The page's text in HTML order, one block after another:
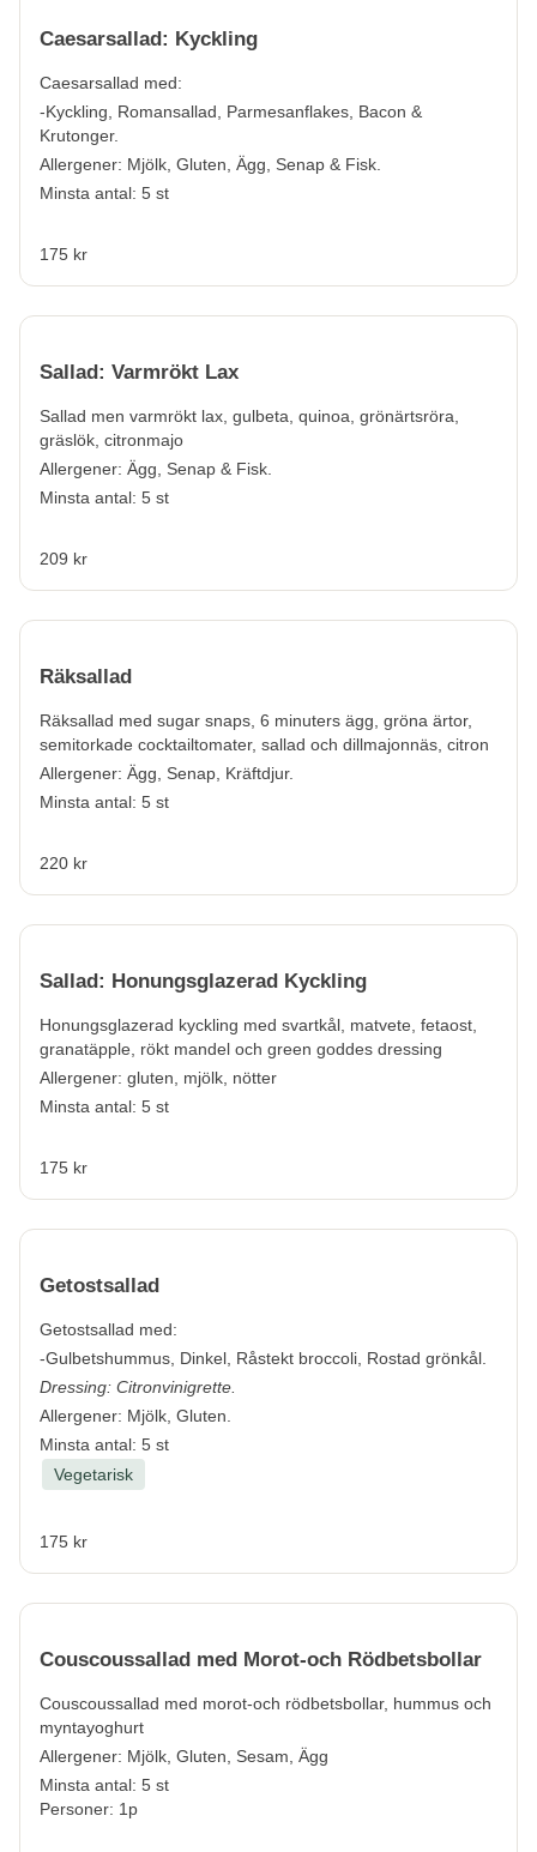
Caesarsallad: Kyckling
Caesarsallad med:
-Kyckling, Romansallad, Parmesanflakes, Bacon &
Krutonger.
Allergener: Mjölk, Gluten, Ägg, Senap & Fisk.
Minsta antal: 5 st
175 kr
Sallad: Varmrökt Lax
Sallad men varmrökt lax, gulbeta, quinoa, grönärtsröra,
gräslök, citronmajo
Allergener: Ägg, Senap & Fisk.
Minsta antal: 5 st
209 kr
Räksallad
Räksallad med sugar snaps, 6 minuters ägg, gröna ärtor,
semitorkade cocktailtomater, sallad och dillmajonnäs, citron
Allergener: Ägg, Senap, Kräftdjur.
Minsta antal: 5 st
220 kr
Sallad: Honungsglazerad Kyckling
Honungsglazerad kyckling med svartkål, matvete, fetaost,
granatäpple, rökt mandel och green goddes dressing
Allergener: gluten, mjölk, nötter
Minsta antal: 5 st
175 kr
Getostsallad
Getostsallad med:
-Gulbetshummus, Dinkel, Råstekt broccoli, Rostad grönkål.
Dressing: Citronvinigrette.
Allergener: Mjölk, Gluten.
Minsta antal: 5 st
Vegetarisk
175 kr
Couscoussallad med Morot-och Rödbetsbollar
Couscoussallad med morot-och rödbetsbollar, hummus och
myntayoghurt
Allergener: Mjölk, Gluten, Sesam, Ägg
Minsta antal: 5 st
Personer: 1p